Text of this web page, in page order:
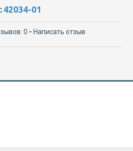
42034-01
0 - Написать отзыв